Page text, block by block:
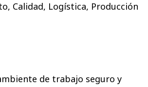
Calidad, Logística, Producción
de trabajo seguro y